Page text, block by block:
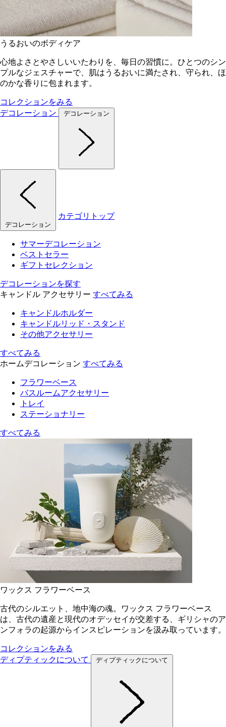
うるおいのボディケア
心地よさとやさしいいたわりを、毎日の習慣に。ひとつのシン
プルなジェスチャーで、肌はうるおいに満たされ、守られ、ほ
のかな香りに包まれます。
コレクションをみる
デコレーション
デコレーション
デコレーション
カテゴリトップ
サマーデコレーション
ベストセラー
ギフトセレクション
デコレーションを探す
キャンドル アクセサリー すべてみる
キャンドルホルダー
キャンドルリッド・スタンド
その他アクセサリー
すべてみる
ホームデコレーション すべてみる
フラワーベース
バスルームアクセサリー
トレイ
ステーショナリー
すべてみる
ワックス フラワーベース
古代のシルエット、地中海の魂。ワックス フラワーベース
は、古代の遺産と現代のオデッセイが交差する、ギリシャのア
ンフォラの起源からインスピレーションを汲み取っています。
コレクションをみる
ディプティックについて
ディプティックについて